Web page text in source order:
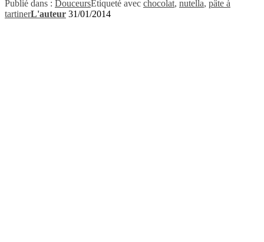
Publié dans : DouceursÉtiqueté avec chocolat, nutella, pâte à
tartinerL'auteur 31/01/2014